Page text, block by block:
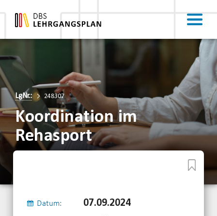
LgNr.: 248307
Koordination im
Rehasport
Datum: 07.09.2024